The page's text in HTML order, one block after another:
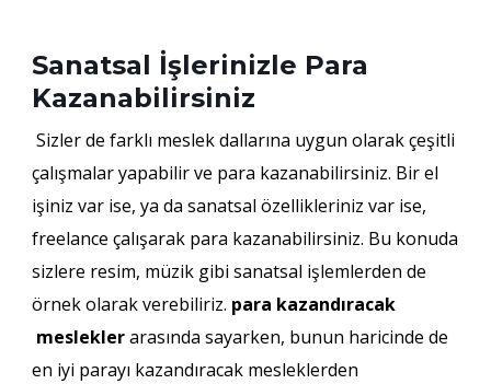
Sanatsal İşlerinizle Para
Kazanabilirsiniz
Sizler de farklı meslek dallarına uygun olarak çeşitli
çalışmalar yapabilir ve para kazanabilirsiniz. Bir el
işiniz var ise, ya da sanatsal özellikleriniz var ise,
freelance çalışarak para kazanabilirsiniz. Bu konuda
sizlere resim, müzik gibi sanatsal işlemlerden de
örnek olarak verebiliriz. para kazandıracak
mesleklerarasında sayarken, bunun haricinde de
en iyi parayı kazandıracak mesleklerden